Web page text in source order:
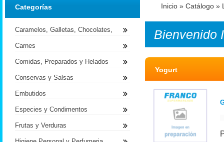
Inicio » Catálogo »
Bienvenido
Yogurt
Categorías
Caramelos, Galletas, Chocolates,
Carnes
Comidas, Preparados y Helados
Conservas y Salsas
Embutidos
Especies y Condimentos
Frutas y Verduras